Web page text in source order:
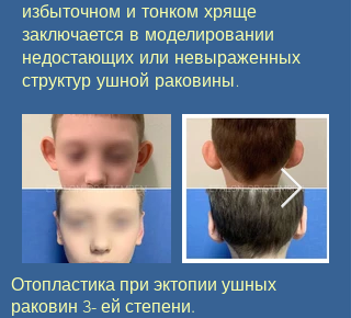
избыточном и тонком хряще
заключается в моделировании
недостающих или невыраженных
структур ушной раковины.
Отопластика при эктопии ушных
раковин 3- ей степени.